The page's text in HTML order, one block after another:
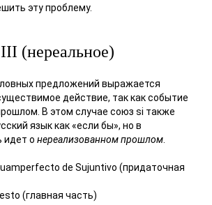
эту проблему.
(нереальное)
предложений выражается
действие, так как событие
В этом случае союз si также
язык как «если бы», но в
идет о нереализованном прошлом
de Sujuntivo (придаточная
(главная часть)